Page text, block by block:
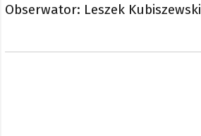
Obserwator: Leszek Kubiszewski